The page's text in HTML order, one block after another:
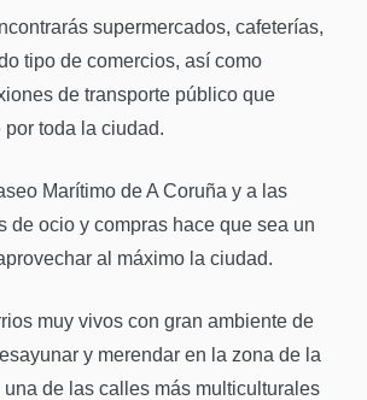
supermercados, cafeterías,
tipo de comercios, así como
de transporte público que
toda la ciudad.
Marítimo de A Coruña y a las
de ocio y compras hace que sea un
al máximo la ciudad.
muy vivos con gran ambiente de
y merendar en la zona de la
de las calles más multiculturales